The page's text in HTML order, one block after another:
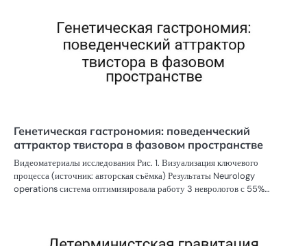
Генетическая гастрономия: поведенческий
аттрактор твистора в фазовом пространстве
Видеоматериалы исследования Рис. 1. Визуализация ключевого
процесса (источник: авторская съёмка) Результаты Neurology
operations система оптимизировала работу 3 неврологов с 55%…